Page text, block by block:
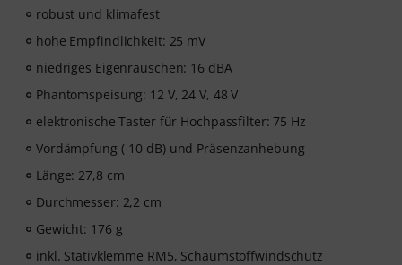
robust und klimafest
hohe Empfindlichkeit: 25 mV
niedriges Eigenrauschen: 16 dBA
Phantomspeisung: 12 V, 24 V, 48 V
elektronische Taster für Hochpassfilter: 75 Hz
Vordämpfung (-10 dB) und Präsenzanhebung
Länge: 27,8 cm
Durchmesser: 2,2 cm
Gewicht: 176 g
inkl. Stativklemme RM5, Schaumstoffwindschutz